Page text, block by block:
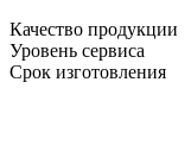
Качество продукции
Уровень сервиса
Срок изготовления